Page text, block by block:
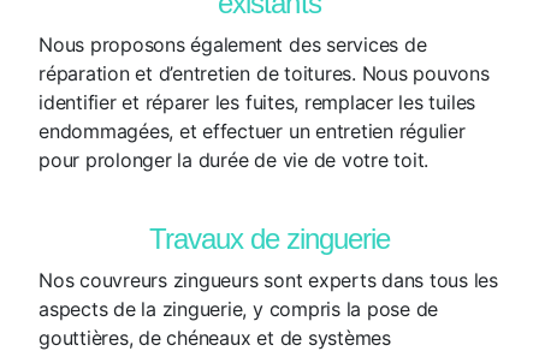
Nous proposons également des services de
réparation et d’entretien de toitures. Nous pouvons
identifier et réparer les fuites, remplacer les tuiles
endommagées, et effectuer un entretien régulier
pour prolonger la durée de vie de votre toit.
Travaux de zinguerie
Nos couvreurs zingueurs sont experts dans tous les
aspects de la zinguerie, y compris la pose de
gouttières, de chéneaux et de systèmes